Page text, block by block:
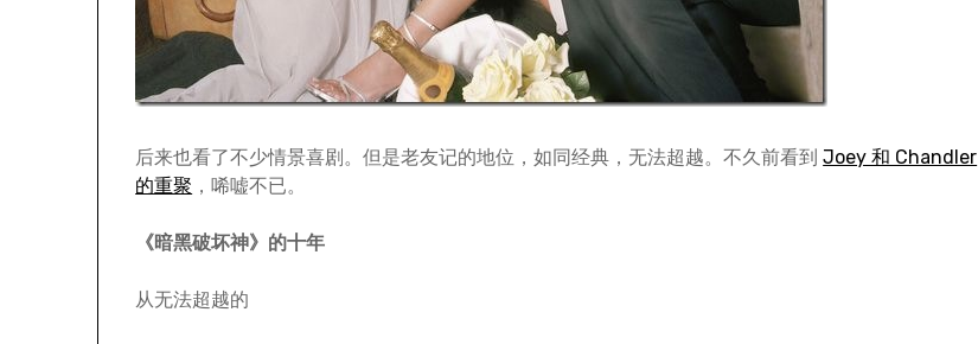
后来也看了不少情景喜剧。但是老友记的地位，如同经典，无法超越。不久前看到Joey 和 Chandler
的重聚 ，唏嘘不已。
《暗黑破坏神》的十年
从无法超越的